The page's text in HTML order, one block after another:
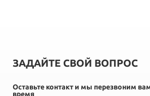
ЗАДАЙТЕ СВОЙ ВОПРОС
Оставьте контакт и мы перезвоним
время